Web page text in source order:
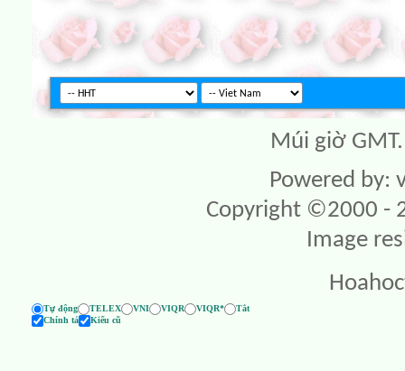
Múi giờ
Powered by:
Copyright ©2000 -
Image
Tự động TELEX VNI VIQR VIQR*
Tắt
Chính tả
Kiểu cũ